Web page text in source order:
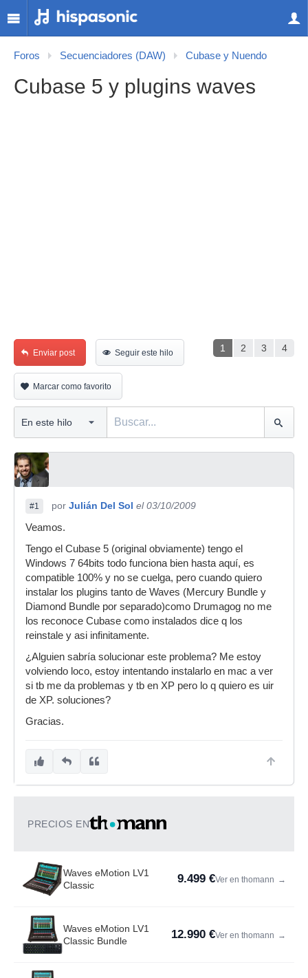
Foros Secuenciadores (DAW) Cubase y Nuendo
Cubase 5 y plugins waves
1 2 3 4
Enviar post Seguir este hilo
Marcar como favorito
#1 por Julián Del Sol el 03/10/2009
Veamos.
Tengo el Cubase 5 (original obviamente) tengo el
Windows 7 64bits todo funciona bien hasta aquí, es
compatible 100% y no se cuelga, pero cuando quiero
instalar los plugins tanto de Waves (Mercury Bundle y
Diamond Bundle por separado)como Drumagog no me
los reconoce Cubase como instalados dice q los
reinstale y asi infinitamente.
¿Alguien sabría solucionar este problema? Me estoy
volviendo loco, estoy intentando instalarlo en mac a ver
si tb me da problemas y tb en XP pero lo q quiero es uir
de XP. soluciones?
Gracias.
PRECIOS EN
Waves eMotion LV1
Classic
9.499 €Ver en thomann →
Waves eMotion LV1
Classic Bundle
12.990 €Ver en thomann →